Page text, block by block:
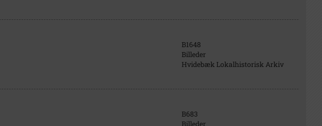
B1648
Billeder
Hvidebæk Lokalhistorisk Arkiv
B683
Billeder